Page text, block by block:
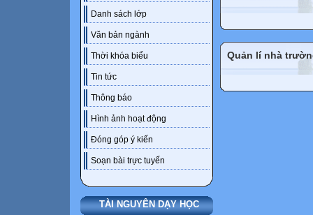
Danh sách lớp
Văn bản ngành
Thời khóa biểu
Tin tức
Thông báo
Hình ảnh hoạt động
Đóng góp ý kiến
Soạn bài trực tuyến
TÀI NGUYÊN DẠY HỌC
Quản lí nhà